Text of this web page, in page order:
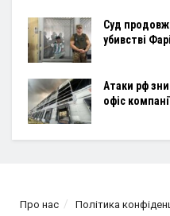
Суд
убивстві
Атаки рф
офіс
Про нас Політика